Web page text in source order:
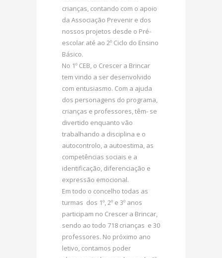
crianças, contando com o apoio
da Associação Prevenir e dos
nossos projetos desde o Pré-
escolar até ao 2º Ciclo do Ensino
Básico.
No 1º CEB, o Crescer a Brincar
tem vindo a ser desenvolvido
com entusiasmo. Com a ajuda
dos personagens do programa,
crianças e professores, têm- se
divertido enquanto vão
trabalhando a disciplina e o
autocontrolo, a autoestima, as
competências sociais e a
identificação, diferenciação e
expressão emocional.
Em todo o concelho todas as
turmas dos 1º, 2º e 3º anos
participam no Crescer a Brincar,
sendo ao todo 718 crianças e 30
professores. No próximo ano
letivo, contamos poder